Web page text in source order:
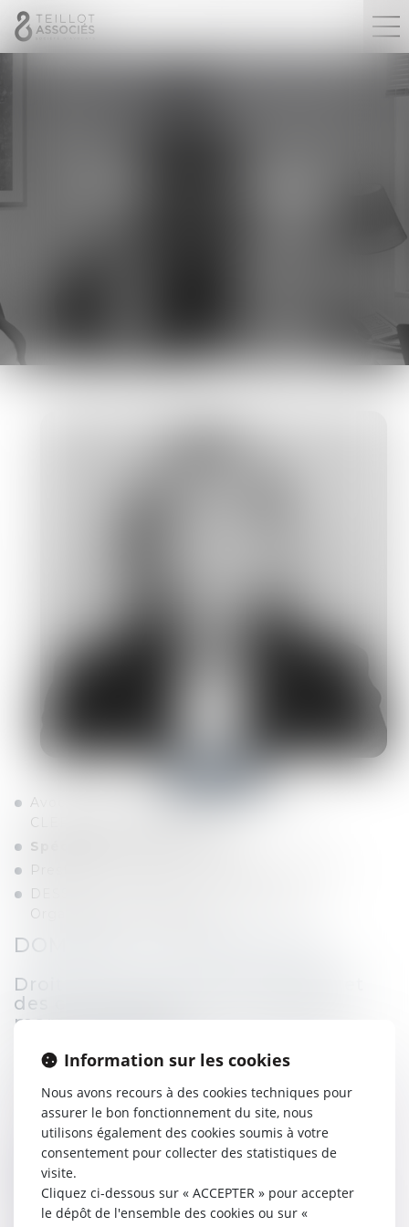
Avocat associée - Avocat au Barreau de
CLERMONT-FERRAND
Spécialiste en Droit Public
Prestation de serment : 17 décembre 2007
DESS Droit, Economie et Gestion des
Organisations Territoriales
DOMAINES D’INTERVENTION
Droit des contrats administratifs et
des contrats soumis au Code des
marchés publics
montages contractuels d’externalisation de
gestion de service public
contentieux des marchés publics (référés
précontractuels, contractuels…)
Conseil et contentieux de la
fonction publique
procédures disciplinaires (assistance conseil de
discipline,…)
Information sur les cookies
Nous avons recours à des cookies techniques pour
assurer le bon fonctionnement du site, nous
utilisons également des cookies soumis à votre
consentement pour collecter des statistiques de
visite.
Cliquez ci-dessous sur « ACCEPTER » pour accepter
le dépôt de l'ensemble des cookies ou sur «